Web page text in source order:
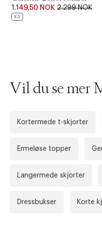
1.149,50 NOK 2.299 NOK
XS
Forrige
Vil du se mer
Kortermede t-skjorter
Ermeløse topper
Langermede skjorter
Dressbukser Korte